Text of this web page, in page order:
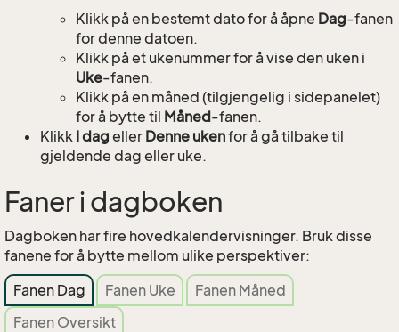
Klikk på en bestemt dato for å åpne Dag-fanen
for denne datoen.
Klikk på et ukenummer for å vise den uken i
Uke-fanen.
Klikk på en måned (tilgjengelig i sidepanelet)
for å bytte til Måned-fanen.
Klikk I dag eller Denne ukenfor å gå tilbake til
gjeldende dag eller uke.
Faner i dagboken
Dagboken har fire hovedkalendervisninger. Bruk disse
fanene for å bytte mellom ulike perspektiver:
Fanen Dag
Fanen Uke
Fanen Måned
Fanen Oversikt